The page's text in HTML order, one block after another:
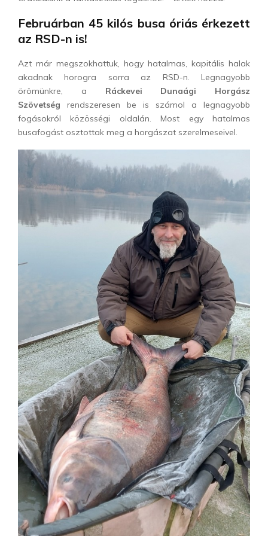
Februárban 45 kilós busa óriás érkezett
az RSD-n is!
Azt már megszokhattuk, hogy hatalmas, kapitális halak
akadnak horogra sorra az RSD-n. Legnagyobb
örömünkre, a Ráckevei Dunaági Horgász
Szövetség rendszeresen be is számol a legnagyobb
fogásokról közösségi oldalán. Most egy hatalmas
busafogást osztottak meg a horgászat szerelmeseivel.